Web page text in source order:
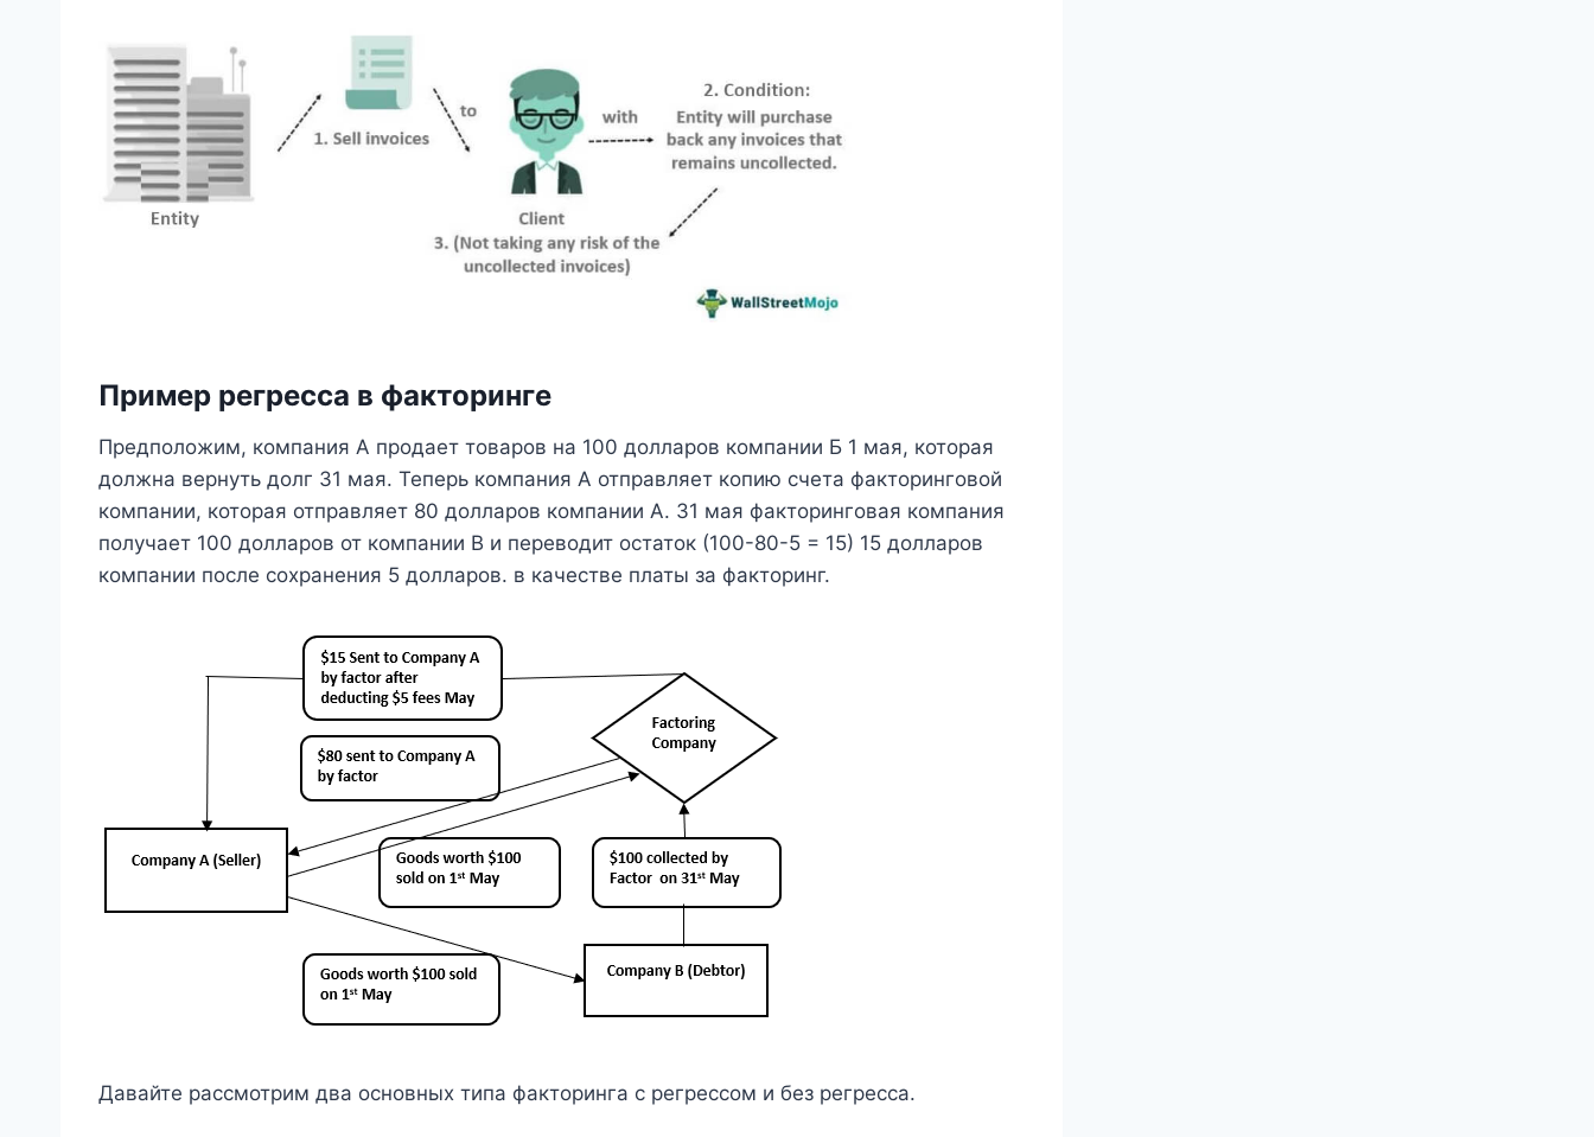
Пример регресса в факторинге
Предположим, компания А продает товаров на 100 долларов компании Б 1 мая, которая
должна вернуть долг 31 мая. Теперь компания A отправляет копию счета факторинговой
компании, которая отправляет 80 долларов компании A. 31 мая факторинговая компания
получает 100 долларов от компании B и переводит остаток (100-80-5 = 15) 15 долларов
компании после сохранения 5 долларов. в качестве платы за факторинг.
Давайте рассмотрим два основных типа факторинга с регрессом и без регресса.